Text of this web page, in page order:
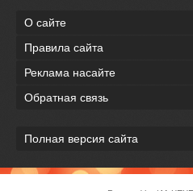
О сайте
Правила сайта
Реклама насайте
Обратная связь
Полная версия сайта